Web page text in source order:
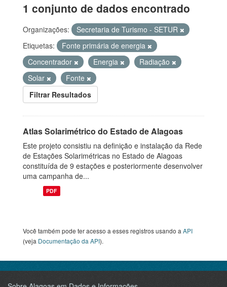
1 conjunto de dados encontrado
Organizações:
Secretaria de Turismo - SETUR
Etiquetas:
Fonte primária de energia
Concentrador
Energia
Radiação
Solar
Fonte
Filtrar Resultados
Atlas Solarimétrico do Estado de Alagoas
Este projeto consistiu na definição e instalação da Rede
de Estações Solarimétricas no Estado de Alagoas
constituída de 9 estações e posteriormente desenvolver
uma campanha de...
PDF
Você também pode ter acesso a esses registros usando a API
(veja Documentação da API).